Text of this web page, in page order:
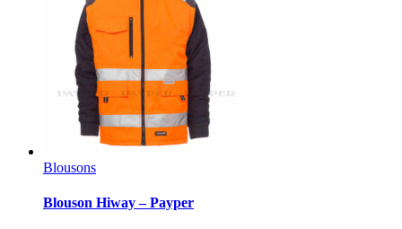
Blousons
Blouson Hiway – Payper